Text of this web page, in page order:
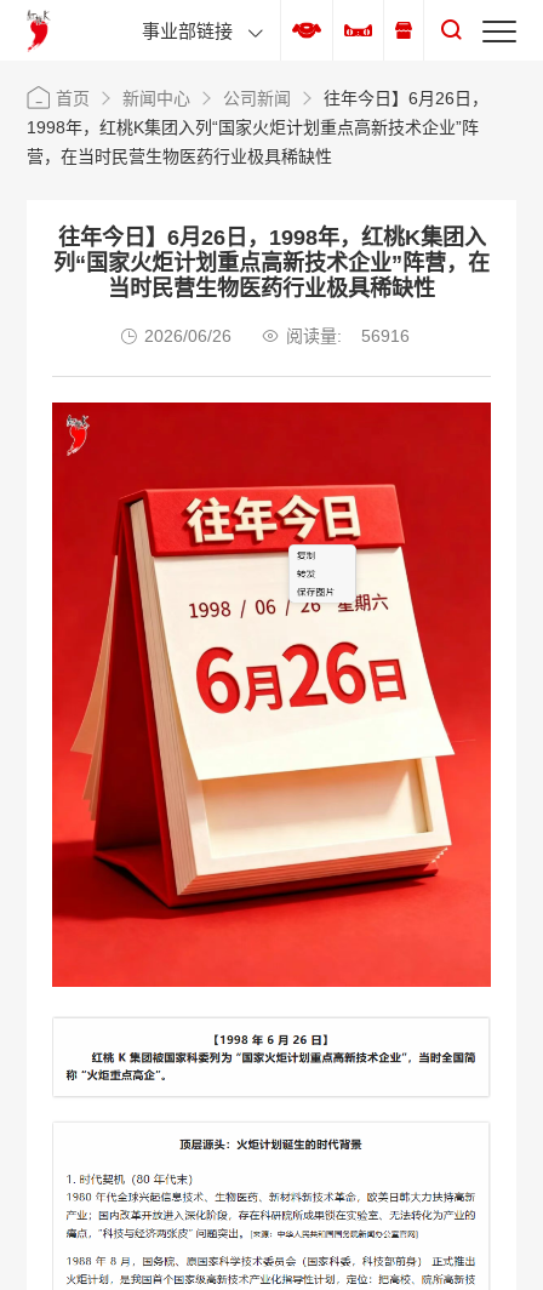
事业部链接
首页 新闻中心 公司新闻
往年今日】6月26日，
1998年，红桃K集团入列“国家火炬计划重点高新技术企业”阵
营，在当时民营生物医药行业极具稀缺性
往年今日】6月26日，1998年，红桃K集团入
列“国家火炬计划重点高新技术企业”阵营，在
当时民营生物医药行业极具稀缺性
2026/06/26 阅读量: 56916